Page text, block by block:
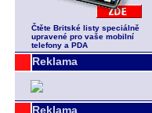
Čtěte Britské listy speciálně
upravené pro vaše mobilní
telefony a PDA
Reklama
Reklama